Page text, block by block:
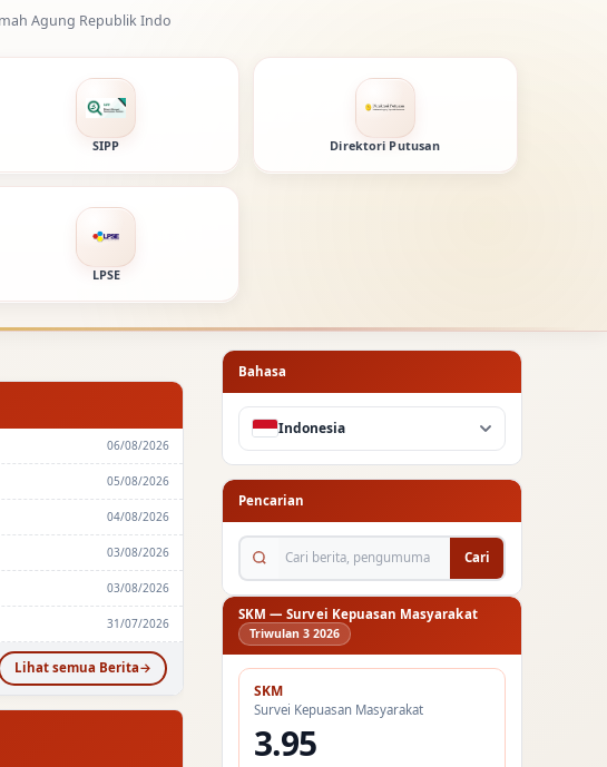
SIPP Direktori Putusan
LPSE
06/08/2026
05/08/2026
04/08/2026
03/08/2026
03/08/2026
31/07/2026
Lihat semua Berita
Bahasa
Indonesia
Pencarian
Cari berita, pengumuman...
Cari
SKM — Survei Kepuasan Masyarakat
Triwulan 3 2026
SKM
Survei Kepuasan Masyarakat
3.95